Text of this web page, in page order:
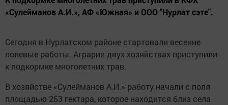
«Сулейманов А.И.», АФ «Южная» и ООО "Нурлат сэте".
Сегодня в Нурлатском районе стартовали весенне-
полевые работы. Аграрии двух хозяйствах приступили
к подкормке многолетних трав.
В хозяйстве «Сулейманов А.И.» работу начали с поля
площадью 253 гектара, которое находится близ села